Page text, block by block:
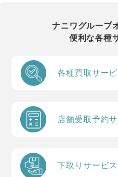
ナニワグループ
便利な各種
各種買取サービ
店舗受取予約
下取りサービス